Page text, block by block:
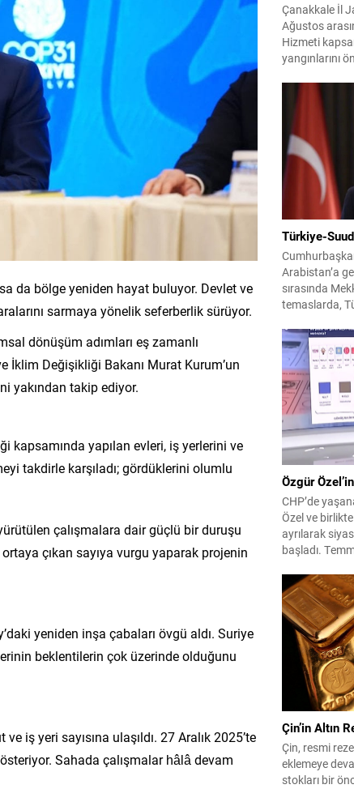
da bölge yeniden hayat buluyor. Devlet ve
sarmaya yönelik seferberlik sürüyor.
dönüşüm adımları eş zamanlı
İklim Değişikliği Bakanı Murat Kurum’un
yakından takip ediyor.
kapsamında yapılan evleri, iş yerlerini ve
takdirle karşıladı; gördüklerini olumlu
çalışmalara dair güçlü bir duruşu
çıkan sayıya vurgu yaparak projenin
yeniden inşa çabaları övgü aldı. Suriye
beklentilerin çok üzerinde olduğunu
iş yeri sayısına ulaşıldı. 27 Aralık 2025’te
Sahada çalışmalar hâlâ devam
Çanakkale İl
Ağustos
Hizmeti
yangınlarını
görev yapan
aktif olarak
faaliyetleri
bin 315
Türkiye-
Arabistan’a
sırasında
temaslarda,
birliği
çıktısı, üç
Savunma
güvenlik
Özgür
CHP’de
Özel ve
ayrılarak
başladı.
kısa sürede
Kuruluşun
kamuoyuna
bulduğu
Çin’in Altın
Çin, resmi
eklemeye
stokları bir